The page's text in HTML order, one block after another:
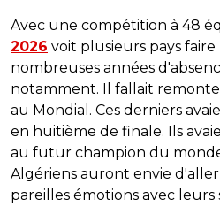
Avec une compétition à 48
2026 voit plusieurs pays
nombreuses années
notamment. Il fallait
au Mondial. Ces derniers
en huitième de finale. Ils
au futur champion du
Algériens auront envie
pareilles émotions avec leurs